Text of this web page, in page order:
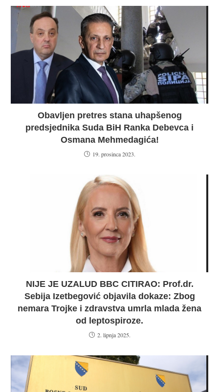
Obavljen pretres stana uhapšenog
predsjednika Suda BiH Ranka Debevca i
Osmana Mehmedagića!
19. prosinca 2023.
NIJE JE UZALUD BBC CITIRAO: Prof.dr.
Sebija Izetbegović objavila dokaze: Zbog
nemara Trojke i zdravstva umrla mlada žena
od leptospiroze.
2. lipnja 2025.